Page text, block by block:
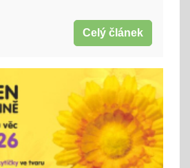
Celý článek